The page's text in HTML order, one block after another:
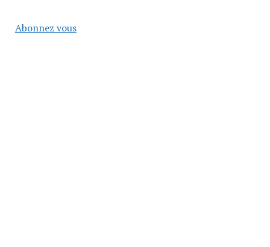
Abonnez vous